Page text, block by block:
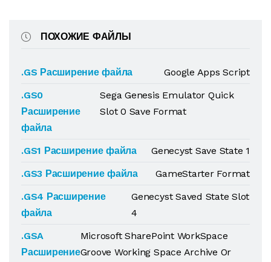
ПОХОЖИЕ ФАЙЛЫ
.GS Расширение файла
Google Apps Script
.GS0
Расширение
файла
Sega Genesis Emulator Quick
Slot 0 Save Format
.GS1 Расширение файла
Genecyst Save State 1
.GS3 Расширение файла
GameStarter Format
.GS4 Расширение
файла
Genecyst Saved State Slot
4
.GSA
Расширение
Microsoft SharePoint WorkSpace
Groove Working Space Archive Or